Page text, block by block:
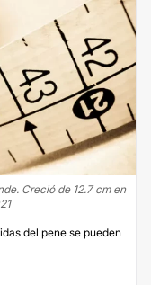
Creció de 12.7 cm en
del pene se pueden